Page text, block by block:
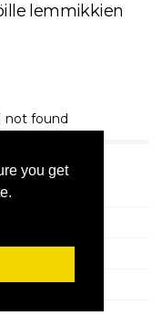
you get
lemmikkien
not found